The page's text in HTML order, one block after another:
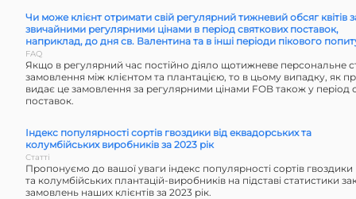
Чи може клієнт отримати свій регулярний тижневий обсяг квітів
звичайними регулярними цінами в період святкових поставок,
наприклад, до дня св. Валентина та в інші періоди пікового
FAQ
Якщо в регулярний час постійно діяло щотижневе персональне
замовлення між клієнтом та плантацією, то в цьому випадку, як
видає це замовлення за регулярними цінами FOB також у період
поставок.
Індекс популярності сортів гвоздики від еквадорських та
колумбійських виробників за 2023 рік
Статті
Пропонуємо до вашої уваги індекс популярності сортів гвоздики
та колумбійських плантацій-виробників на підставі статистики
замовлень наших клієнтів за 2023 рік.